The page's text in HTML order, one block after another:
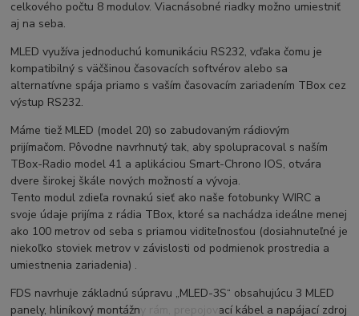
celkového počtu 8 modulov. Viacnásobné riadky možno umiestniť
aj na seba.
MLED využíva jednoduchú komunikáciu RS232, vďaka čomu je
kompatibilný s väčšinou časovacích softvérov alebo sa
alternatívne spája priamo s vaším časovacím zariadením TBox cez
výstup RS232.
Máme tiež MLED (model 20) so zabudovaným rádiovým
prijímačom. Pôvodne navrhnutý tak, aby spolupracoval s naším
TBox-Radio model 41 a aplikáciou Smart-Chrono IOS, otvára
dvere širokej škále nových možností a vývoja.
Tento modul zdieľa rovnakú sieť ako naše fotobunky WIRC a
svoje údaje prijíma z rádia TBox, ktoré sa nachádza ideálne menej
ako 100 metrov od seba s priamou viditeľnosťou (dosiahnuteľné je
niekoľko stoviek metrov v závislosti od podmienok prostredia a
umiestnenia zariadenia) .
FDS navrhuje základnú súpravu „MLED-3S“ obsahujúcu 3 MLED
panely, hliníkový montážny rám, prepojovací kábel a napájací zdroj